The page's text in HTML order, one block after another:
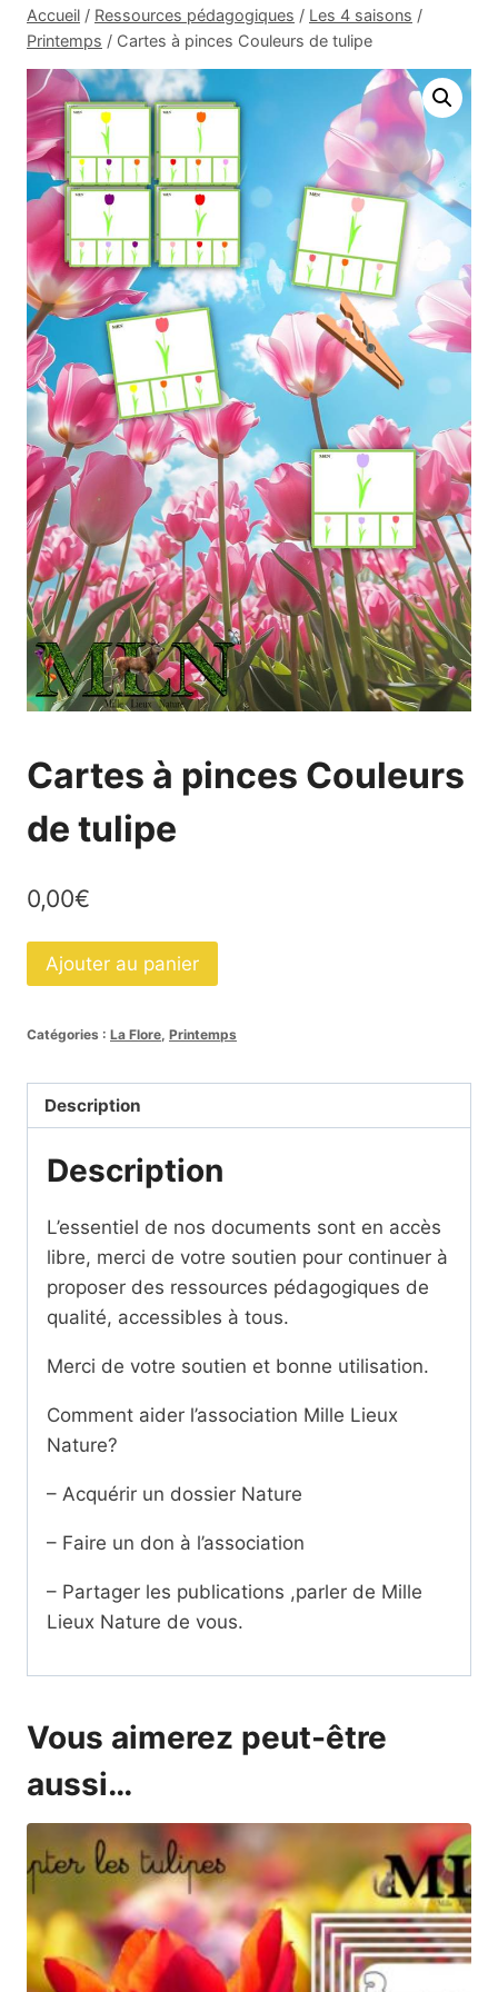
Accueil / Ressources pédagogiques / Les 4 saisons /
Printemps / Cartes à pinces Couleurs de tulipe
Cartes à pinces Couleurs
de tulipe
0,00€
quantité
de
à
Couleurs
de
tulipe
Ajouter au panier
Catégories : La Flore Printemps
Description
Description
L’essentiel de nos documents sont en accès
libre, merci de votre soutien pour continuer à
proposer des ressources pédagogiques de
qualité, accessibles à tous.
Merci de votre soutien et bonne utilisation.
Comment aider l’association Mille Lieux
Nature?
– Acquérir un dossier Nature
– Faire un don à l’association
– Partager les publications ,parler de Mille
Lieux Nature de vous.
Vous aimerez peut-être
aussi…